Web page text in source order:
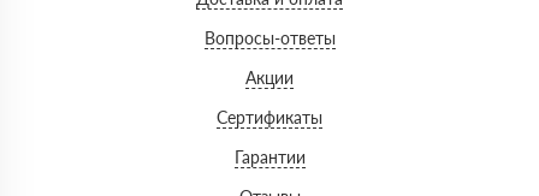
Вопросы-ответы
Акции
Сертификаты
Гарантии